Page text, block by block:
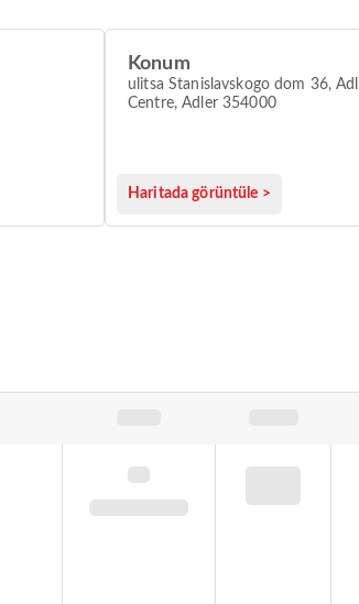
Konum
ulitsa Stanislavskogo dom 36,
Centre, Adler 354000
Haritada görüntüle >